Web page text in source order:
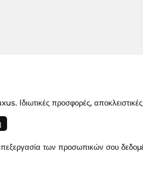
προσφορές, αποκλειστικές
των προσωπικών σου